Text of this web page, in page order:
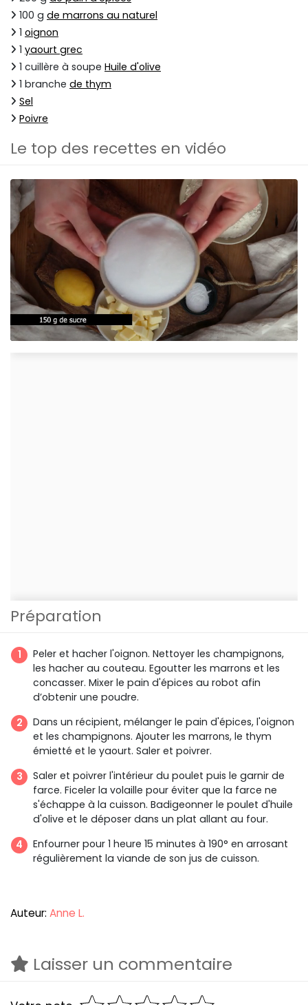
100 g de marrons au naturel
1 oignon
1 yaourt grec
1 cuillère à soupe Huile d'olive
1 branche de thym
Sel
Poivre
Le top des recettes en vidéo
Préparation
Peler et hacher l'oignon. Nettoyer les champignons,
les hacher au couteau. Egoutter les marrons et les
concasser. Mixer le pain d'épices au robot afin
d’obtenir une poudre.
Dans un récipient, mélanger le pain d'épices, l'oignon
et les champignons. Ajouter les marrons, le thym
émietté et le yaourt. Saler et poivrer.
Saler et poivrer l'intérieur du poulet puis le garnir de
farce. Ficeler la volaille pour éviter que la farce ne
s'échappe à la cuisson. Badigeonner le poulet d'huile
d'olive et le déposer dans un plat allant au four.
Enfourner pour 1 heure 15 minutes à 190° en arrosant
régulièrement la viande de son jus de cuisson.
Auteur: Anne L.
Laisser un commentaire